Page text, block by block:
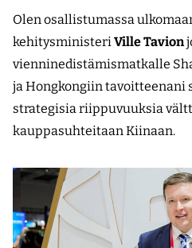
Olen osallistumassa
kehitysministeriVille Tavion
vienninedistämismatkalle
ja Hongkongiin tavoitteenani
strategisia riippuvuuksia
kauppasuhteitaan Kiinaan.